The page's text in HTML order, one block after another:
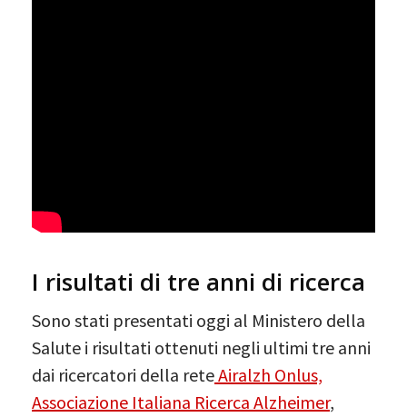
I risultati di tre anni di ricerca
Sono stati presentati oggi al Ministero della
Salute i risultati ottenuti negli ultimi tre anni
dai ricercatori della reteAiralzh Onlus,
Associazione Italiana Ricerca Alzheimer,